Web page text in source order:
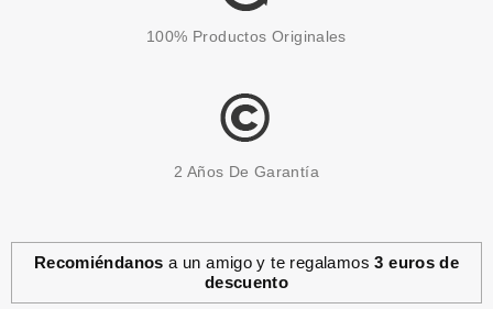
100% Productos Originales
2 Años De Garantía
Recomiéndanos a un amigo y te regalamos3 euros de
descuento